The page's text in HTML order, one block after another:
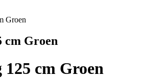
Groen
cm Groen
cm Groen